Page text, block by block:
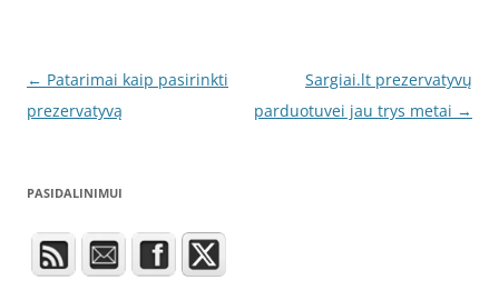
Post
navigation
← Patarimai kaip pasirinkti
prezervatyvą
Sargiai.lt prezervatyvų
parduotuvei jau trys metai →
PASIDALINIMUI